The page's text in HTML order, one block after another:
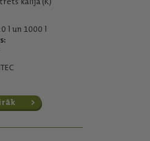
l un 1000 l